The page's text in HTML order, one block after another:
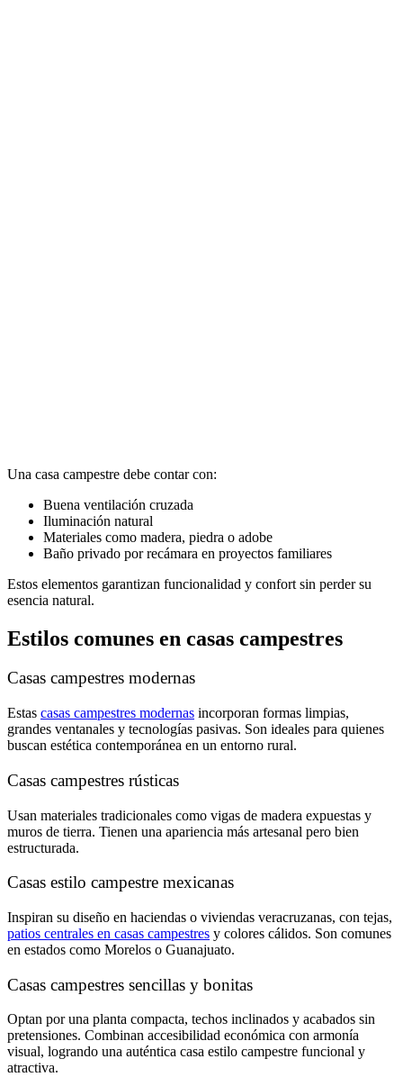
Una casa campestre debe contar con:
Buena ventilación cruzada
Iluminación natural
Materiales como madera, piedra o adobe
Baño privado por recámara en proyectos familiares
Estos elementos garantizan funcionalidad y confort sin perder su
esencia natural.
Estilos comunes en casas campestres
Casas campestres modernas
Estas casas campestres modernas incorporan formas limpias,
grandes ventanales y tecnologías pasivas. Son ideales para quienes
buscan estética contemporánea en un entorno rural.
Casas campestres rústicas
Usan materiales tradicionales como vigas de madera expuestas y
muros de tierra. Tienen una apariencia más artesanal pero bien
estructurada.
Casas estilo campestre mexicanas
Inspiran su diseño en haciendas o viviendas veracruzanas, con tejas,
patios centrales en casas campestres y colores cálidos. Son comunes
en estados como Morelos o Guanajuato.
Casas campestres sencillas y bonitas
Optan por una planta compacta, techos inclinados y acabados sin
pretensiones. Combinan accesibilidad económica con armonía
visual, logrando una auténtica casa estilo campestre funcional y
atractiva.